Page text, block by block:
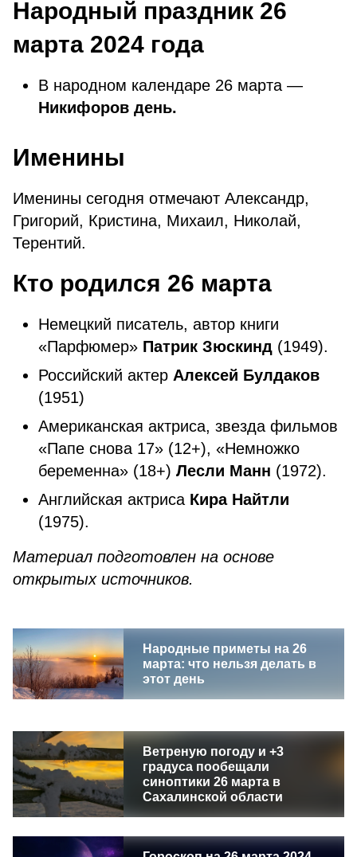
Народный праздник 26
марта 2024 года
В народном календаре 26 марта —
Никифоров день.
Именины
Именины сегодня отмечают Александр,
Григорий, Кристина, Михаил, Николай,
Терентий.
Кто родился 26 марта
Немецкий писатель, автор книги
«Парфюмер» Патрик Зюскинд (1949).
Российский актер Алексей Булдаков
(1951)
Американская актриса, звезда фильмов
«Папе снова 17» (12+), «Немножко
беременна» (18+) Лесли Манн (1972).
Английская актриса Кира Найтли
(1975).
Материал подготовлен на основе
открытых источников.
Народные приметы на 26
марта: что нельзя делать в
этот день
Ветреную погоду и +3
градуса пообещали
синоптики 26 марта в
Сахалинской области